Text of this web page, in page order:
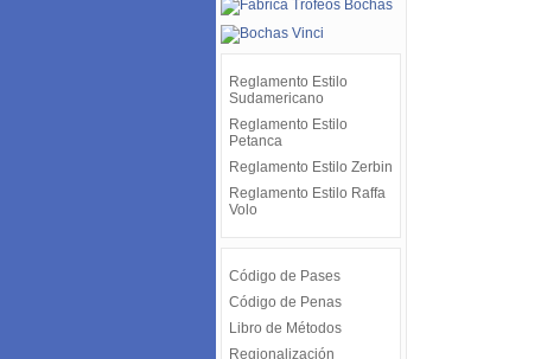
Reglamento Estilo
Sudamericano
Reglamento Estilo
Petanca
Reglamento Estilo Zerbin
Reglamento Estilo Raffa
Volo
Código de Pases
Código de Penas
Libro de Métodos
Regionalización